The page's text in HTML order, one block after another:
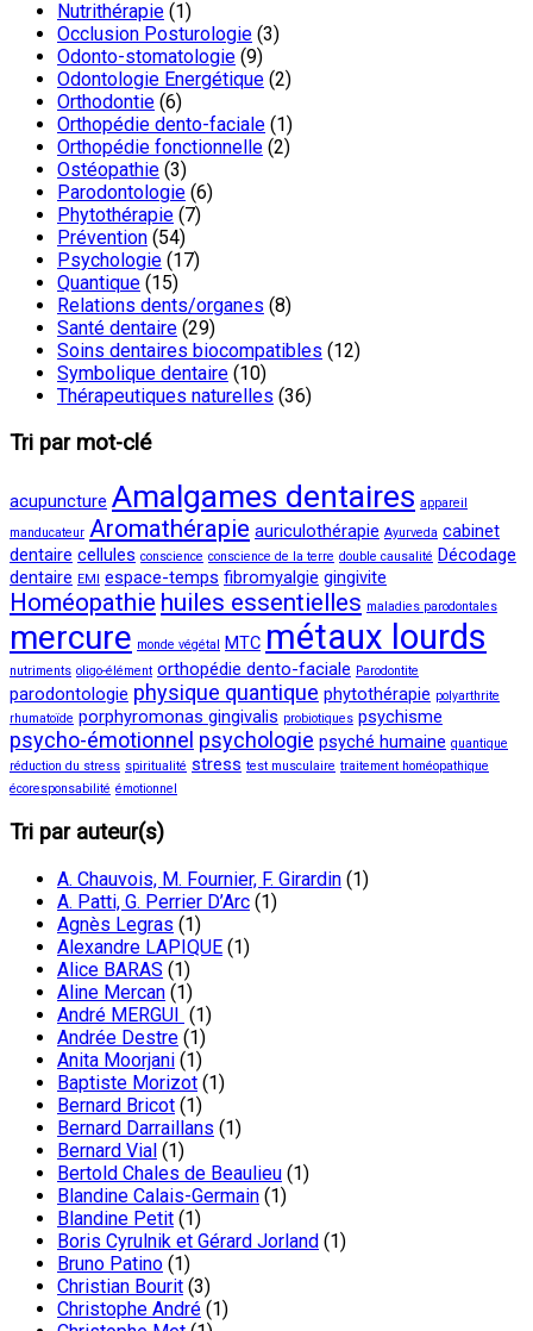
Nutrithérapie (1)
Occlusion Posturologie (3)
Odonto-stomatologie (9)
Odontologie Energétique (2)
Orthodontie (6)
Orthopédie dento-faciale (1)
Orthopédie fonctionnelle (2)
Ostéopathie (3)
Parodontologie (6)
Phytothérapie (7)
Prévention (54)
Psychologie (17)
Quantique (15)
Relations dents/organes (8)
Santé dentaire (29)
Soins dentaires biocompatibles (12)
Symbolique dentaire (10)
Thérapeutiques naturelles (36)
Tri par mot-clé
acupuncture Amalgames dentaires appareil
manducateur Aromathérapie auriculothérapie Ayurveda cabinet
dentaire cellules conscience conscience de la terre double causalité Décodage
dentaire EMI espace-temps fibromyalgie gingivite
Homéopathie huiles essentielles maladies parodontales
mercure monde végétal MTC métaux lourds
nutriments oligo-élément orthopédie dento-faciale Parodontite
parodontologie physique quantique phytothérapie polyarthrite
rhumatoïde porphyromonas gingivalis probiotiques psychisme
psycho-émotionnel psychologie psyché humaine quantique
réduction du stress spiritualité stress test musculaire traitement homéopathique
écoresponsabilité émotionnel
Tri par auteur(s)
A. Chauvois, M. Fournier, F. Girardin (1)
A. Patti, G. Perrier D’Arc (1)
Agnès Legras (1)
Alexandre LAPIQUE (1)
Alice BARAS (1)
Aline Mercan (1)
André MERGUI (1)
Andrée Destre (1)
Anita Moorjani (1)
Baptiste Morizot (1)
Bernard Bricot (1)
Bernard Darraillans (1)
Bernard Vial (1)
Bertold Chales de Beaulieu (1)
Blandine Calais-Germain (1)
Blandine Petit (1)
Boris Cyrulnik et Gérard Jorland (1)
Bruno Patino (1)
Christian Bourit (3)
Christophe André (1)